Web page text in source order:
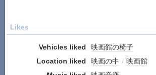
Likes
Vehicles liked
映画館の椅子
Location liked
映画の中 / 映画館